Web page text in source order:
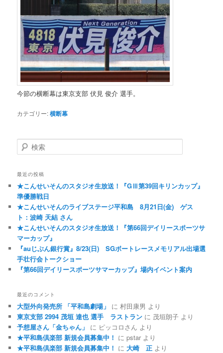
今節の横断幕は東京支部 伏見 俊介 選手。
カテゴリー:横断幕
検索
最近の投稿
★こんせいそんのスタジオ生放送！『GⅢ第39回キリンカップ』
準優勝戦日
★こんせいそんのライブステージ平和島 8月21日(金) ゲス
ト：波崎 天結 さん
★こんせいそんのスタジオ生放送！『第66回デイリースポーツサ
マーカップ』
『auじぶん銀行賞』8/23(日) SGボートレースメモリアル出場選
手壮行会トークショー
『第66回デイリースポーツサマーカップ』場内イベント案内
最近のコメント
大型外向発売所 「平和島劇場」 に村田康男 より
東京支部 2994 茂垣 達也 選手 ラストラン に 茂垣朗子 より
予想屋さん「金ちゃん」
に ピッコロさん より
★平和島倶楽部 新規会員募集中！ にpstar より
★平和島倶楽部 新規会員募集中！ に大崎 正 より